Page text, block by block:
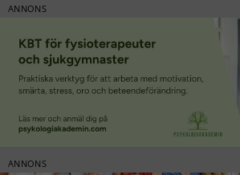
ANNONS
ANNONS